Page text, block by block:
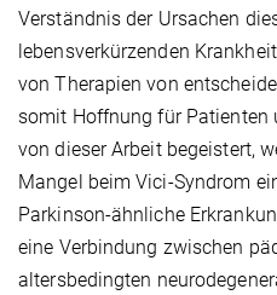
Verständnis der Ursachen
lebensverkürzenden
von Therapien von
somit Hoffnung für Patienten
von dieser Arbeit begeistert,
Mangel beim Vici-Syndrom
Parkinson-ähnliche
eine Verbindung zwischen
altersbedingten